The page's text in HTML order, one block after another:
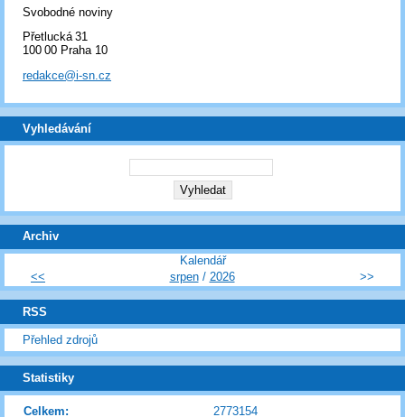
Svobodné noviny
Přetlucká 31
100 00 Praha 10
redakce@i-sn.cz
Vyhledávání
Archiv
Kalendář
<<
srpen/ 2026 >>
RSS
Přehled zdrojů
Statistiky
Celkem: 2773154